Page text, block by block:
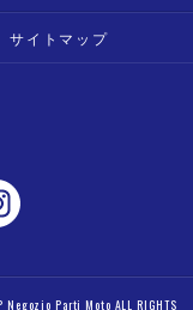
サイトマップ
Parti Moto ALL RIGHTS